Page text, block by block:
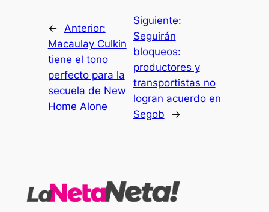
← Anterior:
Macaulay Culkin
tiene el tono
perfecto para la
secuela de New
Home Alone
Siguiente:
Seguirán
bloqueos:
productores y
transportistas no
logran acuerdo en
Segob
→